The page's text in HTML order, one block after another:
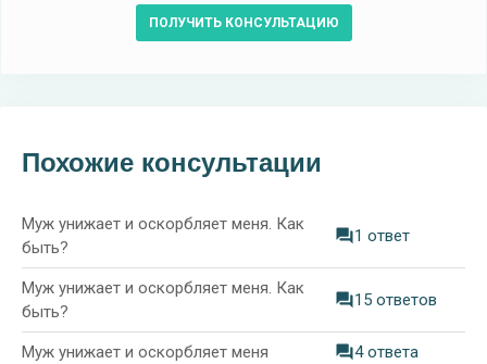
ПОЛУЧИТЬ КОНСУЛЬТАЦИЮ
Похожие консультации
Муж унижает и оскорбляет меня. Как
быть?
1 ответ
Муж унижает и оскорбляет меня. Как
быть?
15 ответов
Муж унижает и оскорбляет меня 4 ответа